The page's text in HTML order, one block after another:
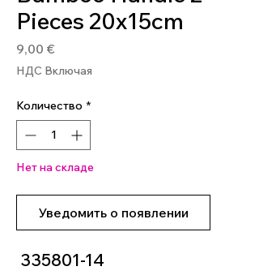
Pieces 20x15cm
9,00 €
НДС Включая
Количество *
Нет на складе
Уведомить о появлении
335801-14